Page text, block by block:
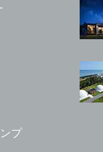
プ